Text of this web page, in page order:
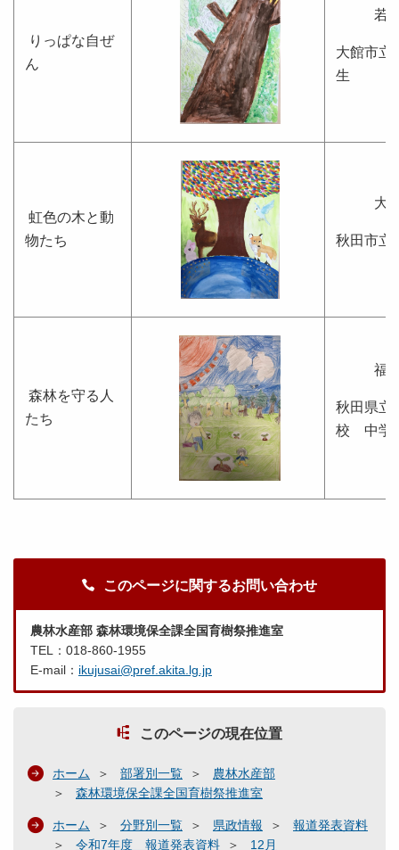
りっぱな自ぜ
ん
若
大館市
生
虹色の木と動
物たち
大
秋田市
森林を守る人
たち
福
秋田県立
校 中学
このページに関するお問い合わせ
農林水産部 森林環境保全課全国育樹祭推進室
TEL：018-860-1955
E-mail： ikujusai@pref.akita.lg.jp
このページの現在位置
ホーム 部署別一覧
農林水産部
森林環境保全課全国育樹祭推進室
ホーム 分野別一覧 県政情報
報道発表資料
令和7年度 報道発表資料
12月